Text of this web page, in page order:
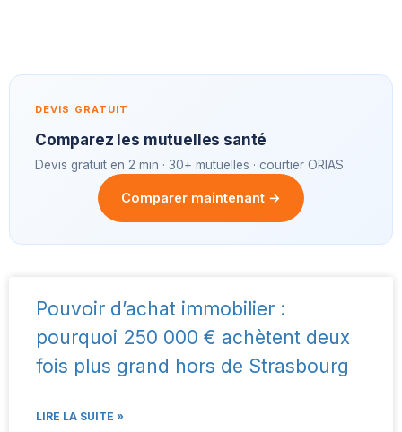
DEVIS GRATUIT
Comparez les mutuelles santé
Devis gratuit en 2 min · 30+ mutuelles · courtier ORIAS
Comparer maintenant →
Pouvoir d’achat immobilier :
pourquoi 250 000 € achètent deux
fois plus grand hors de Strasbourg
LIRE LA SUITE »